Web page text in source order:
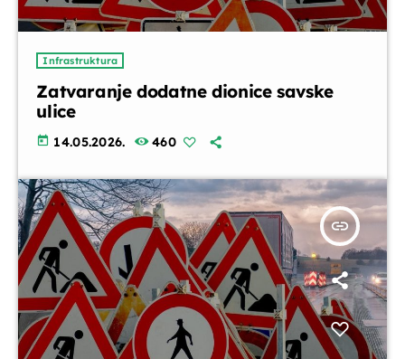
Infrastruktura
Zatvaranje dodatne dionice savske
ulice
today 14.05.2026. 460
insert_link